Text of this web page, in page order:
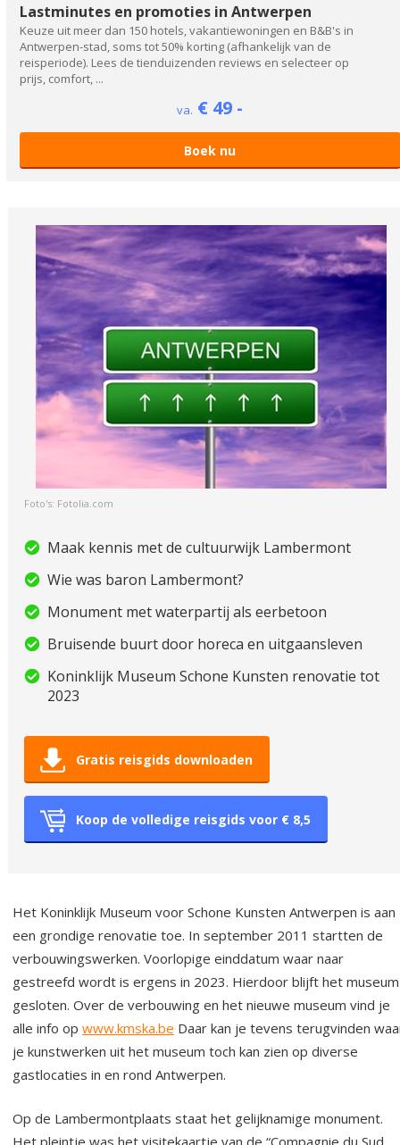
Lastminutes en promoties in Antwerpen
Keuze uit meer dan 150 hotels, vakantiewoningen en B&B's in
Antwerpen-stad, soms tot 50% korting (afhankelijk van de
reisperiode). Lees de tienduizenden reviews en selecteer op
prijs, comfort, ...
va. € 49 -
Boek nu
Foto's: Fotolia.com
Maak kennis met de cultuurwijk Lambermont
Wie was baron Lambermont?
Monument met waterpartij als eerbetoon
Bruisende buurt door horeca en uitgaansleven
Koninklijk Museum Schone Kunsten renovatie tot
2023
Gratis reisgids downloaden
Koop de volledige reisgids voor € 8,5
Het Koninklijk Museum voor Schone Kunsten Antwerpen is aan
een grondige renovatie toe. In september 2011 startten de
verbouwingswerken. Voorlopige einddatum waar naar
gestreefd wordt is ergens in 2023. Hierdoor blijft het
gesloten. Over de verbouwing en het nieuwe museum vind je
alle info op www.kmska.be Daar kan je tevens terugvinden
je kunstwerken uit het museum toch kan zien op diverse
gastlocaties in en rond Antwerpen.
Op de Lambermontplaats staat het gelijknamige monument.
Het pleintje was het visitekaartje van de “Compagnie du Sud